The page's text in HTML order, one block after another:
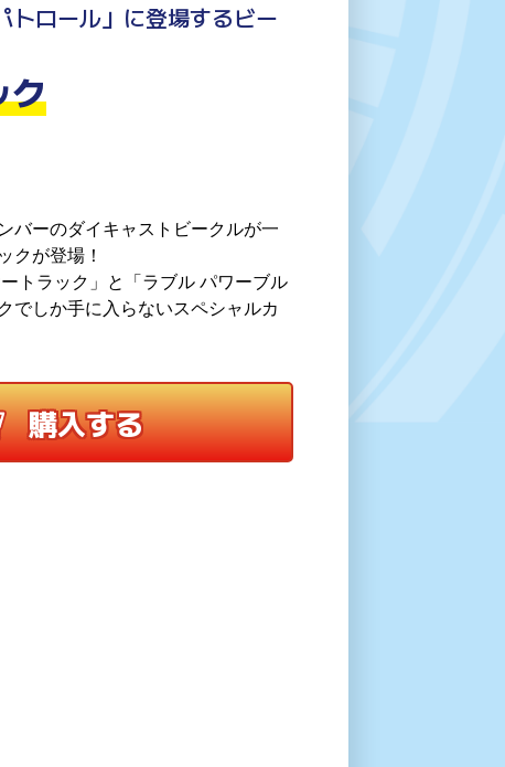
トロール」に登場するビー
ク
バーのダイキャストビークルが一
クが登場！
トラック」と「ラブル パワーブル
でしか手に入らないスペシャルカ
購入する